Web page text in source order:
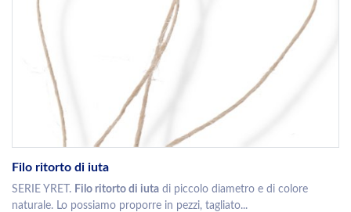
Filo ritorto di iuta
SERIE YRET. Filo ritorto di iuta di piccolo diametro e di colore
naturale. Lo possiamo proporre in pezzi, tagliato...